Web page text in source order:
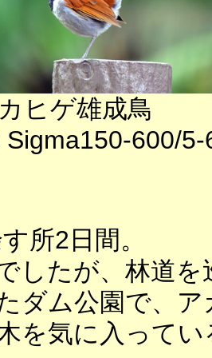
ヒゲ雄成鳥
Sigma150-600/5-
所2日間。
したが、林道を
ダム公園で、
を気に入って